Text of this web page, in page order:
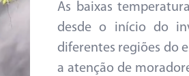
As baixas
desde o início do
diferentes regiões do
a atenção de